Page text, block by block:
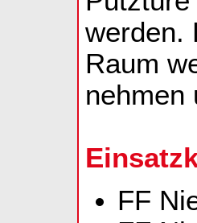
werden.
Raum
nehmen
FF